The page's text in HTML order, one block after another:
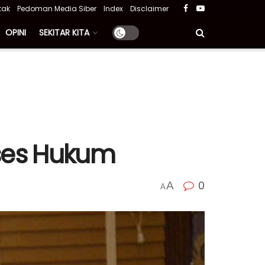
Pedoman Media Siber Index Disclaimer
OPINI SEKITAR KITA
Hukum
AA 0